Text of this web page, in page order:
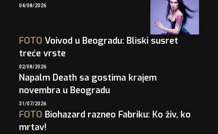
04/08/2026
FOTO Voivod u Beogradu: Bliski susret
treće vrste
02/08/2026
Napalm Death sa gostima krajem
novembra u Beogradu
31/07/2026
FOTO Biohazard razneo Fabriku: Ko živ, ko
mrtav!